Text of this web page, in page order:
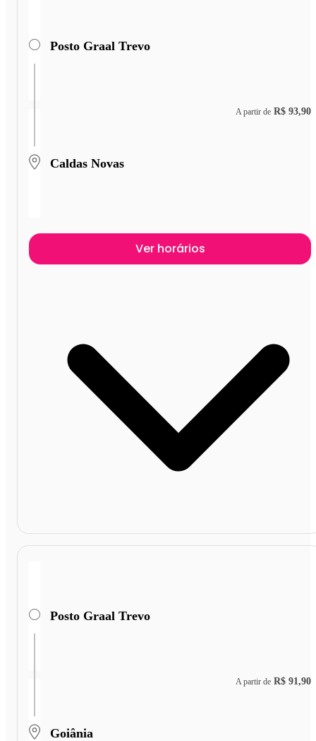
Posto Graal Trevo
Caldas Novas
A partir de R$ 93,90
Ver horários
Posto Graal Trevo
Goiânia
A partir de R$ 91,90